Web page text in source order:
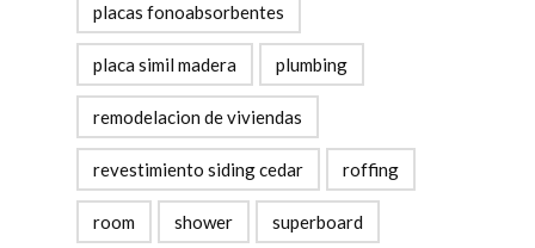
placas fonoabsorbentes
placa simil madera plumbing
remodelacion de viviendas
revestimiento siding cedar roffing
room shower superboard